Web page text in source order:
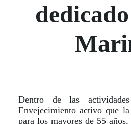
Dentro de las
Envejecimiento activo que
para los mayores de 55